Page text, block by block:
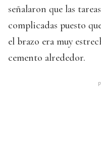
señalaron que las
complicadas puesto
el brazo era muy
cemento alrededor.